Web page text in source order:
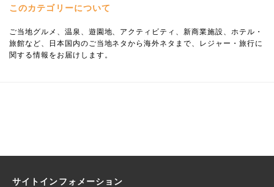
このカテゴリーについて
ご当地グルメ、温泉、遊園地、アクティビティ、新商業施設、ホテル・
旅館など、日本国内のご当地ネタから海外ネタまで、レジャー・旅行に
関する情報をお届けします。
サイトインフォメーション